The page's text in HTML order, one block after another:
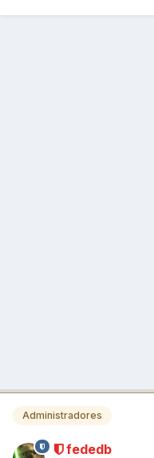
Administradores
fededb